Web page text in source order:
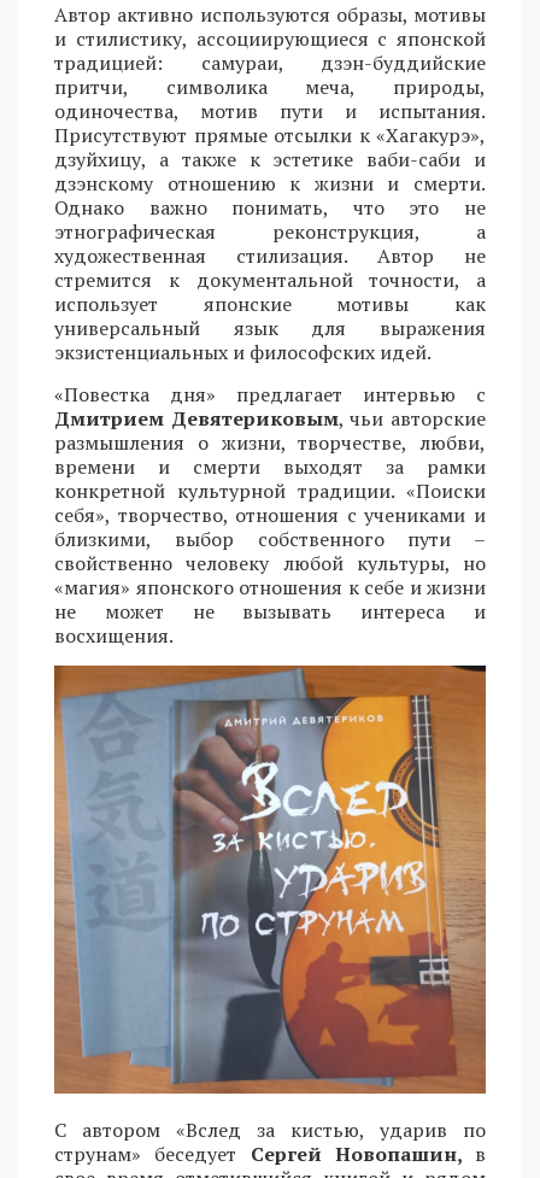
Автор активно используются образы, мотивы
и стилистику, ассоциирующиеся с японской
традицией: самураи, дзэн-буддийские
притчи, символика меча, природы,
одиночества, мотив пути и испытания.
Присутствуют прямые отсылки к «Хагакурэ»,
дзуйхицу, а также к эстетике ваби-саби и
дзэнскому отношению к жизни и смерти.
Однако важно понимать, что это не
этнографическая реконструкция, а
художественная стилизация. Автор не
стремится к документальной точности, а
использует японские мотивы как
универсальный язык для выражения
экзистенциальных и философских идей.
«Повестка дня» предлагает интервью с
Дмитрием Девятериковым, чьи авторские
размышления о жизни, творчестве, любви,
времени и смерти выходят за рамки
конкретной культурной традиции. «Поиски
себя», творчество, отношения с учениками и
близкими, выбор собственного пути –
свойственно человеку любой культуры, но
«магия» японского отношения к себе и жизни
не может не вызывать интереса и
восхищения.
С автором «Вслед за кистью, ударив по
струнам» беседует Сергей Новопашин, в